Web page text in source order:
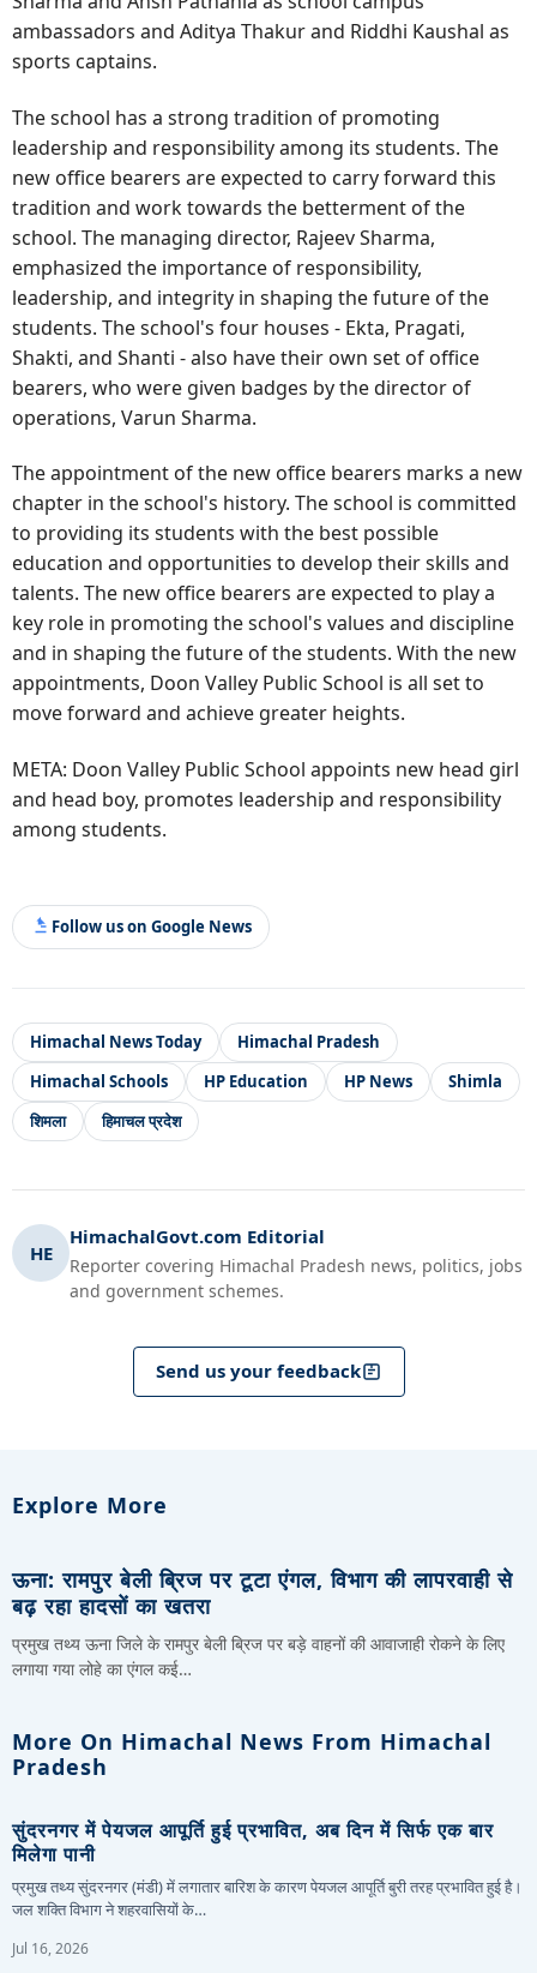
ambassadors and Aditya Thakur and Riddhi Kaushal as
sports captains.
The school has a strong tradition of promoting
leadership and responsibility among its students. The
new office bearers are expected to carry forward this
tradition and work towards the betterment of the
school. The managing director, Rajeev Sharma,
emphasized the importance of responsibility,
leadership, and integrity in shaping the future of the
students. The school's four houses - Ekta, Pragati,
Shakti, and Shanti - also have their own set of office
bearers, who were given badges by the director of
operations, Varun Sharma.
The appointment of the new office bearers marks a new
chapter in the school's history. The school is committed
to providing its students with the best possible
education and opportunities to develop their skills and
talents. The new office bearers are expected to play a
key role in promoting the school's values and discipline
and in shaping the future of the students. With the new
appointments, Doon Valley Public School is all set to
move forward and achieve greater heights.
META: Doon Valley Public School appoints new head girl
and head boy, promotes leadership and responsibility
among students.
Follow us on Google News
Himachal News Today
Himachal Pradesh
Himachal Schools
HP Education HP News
Shimla
शिमला
हिमाचल प्रदेश
HE
HimachalGovt.com Editorial
Reporter covering Himachal Pradesh news, politics, jobs
and government schemes.
Send us your feedback
Explore More
ऊना: रामपुर बेली ब्रिज पर टूटा एंगल, विभाग की लापरवाही से
बढ़ रहा हादसों का खतरा
प्रमुख तथ्य ऊना जिले के रामपुर बेली ब्रिज पर बड़े वाहनों की आवाजाही रोकने के लिए
लगाया गया लोहे का एंगल कई…
More On Himachal News From Himachal
Pradesh
सुंदरनगर में पेयजल आपूर्ति हुई प्रभावित, अब दिन में सिर्फ एक बार
मिलेगा पानी
प्रमुख तथ्य सुंदरनगर (मंडी) में लगातार बारिश के कारण पेयजल आपूर्ति बुरी तरह प्रभावित हुई है।
जल शक्ति विभाग ने शहरवासियों के…
Jul 16, 2026